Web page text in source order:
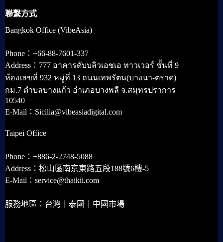
聯繫方式
Bangkok Office (VibeAsia)
Phone：+66-88-7601-337
Address：777 อาคารดับบลิวเอชเอ ทาวเวอร์ ชั้นที่ 9
ห้องเลขที่ 932 หมู่ที่ 13 ถนนเทพรัตน(บางนา-ตราด)
กม.7 ตำบลบางแก้ว อำเภอบางพลี จ.สมุทรปราการ
10540
E-Mail：Sicilia@vibeasiadigital.com
Taipei Office
Phone：+886-2-2748-5088
Address：松山區南京東路五段188號6樓-5
E-Mail：service@thaikii.com
服務地區：台灣｜泰國｜中國市場